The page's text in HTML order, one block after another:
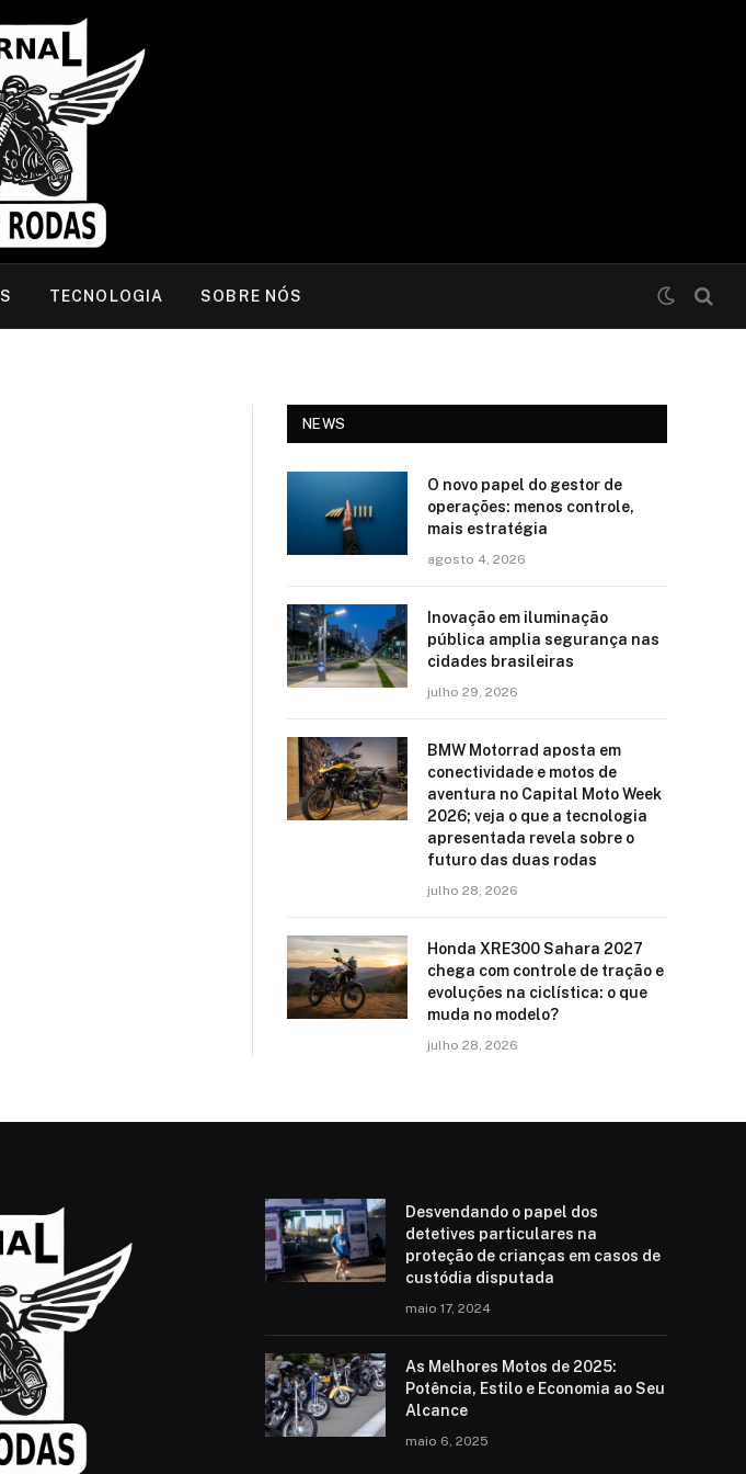
TECNOLOGIA SOBRE NÓS
NEWS
O novo papel do gestor de
operações: menos controle,
mais estratégia
agosto 4, 2026
Inovação em iluminação
pública amplia segurança nas
cidades brasileiras
julho 29, 2026
BMW Motorrad aposta em
conectividade e motos de
aventura no Capital Moto Week
2026; veja o que a tecnologia
apresentada revela sobre o
futuro das duas rodas
julho 28, 2026
Honda XRE300 Sahara 2027
chega com controle de tração e
evoluções na ciclística: o que
muda no modelo?
julho 28, 2026
Desvendando o papel dos
detetives particulares na
proteção de crianças em casos de
custódia disputada
maio 17, 2024
As Melhores Motos de 2025:
Potência, Estilo e Economia ao Seu
Alcance
maio 6, 2025